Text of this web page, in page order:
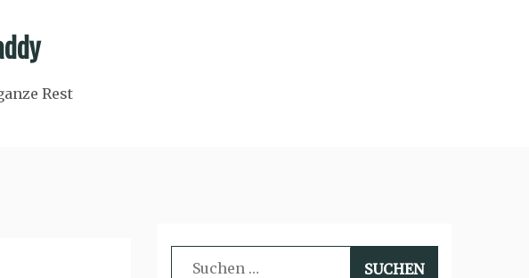
Rest
Suchen